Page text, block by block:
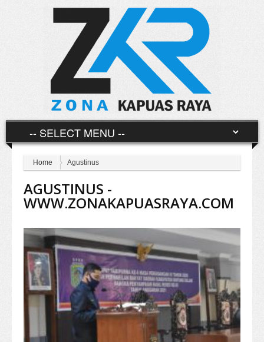
Home Agustinus
AGUSTINUS -
WWW.ZONAKAPUASRAYA.COM